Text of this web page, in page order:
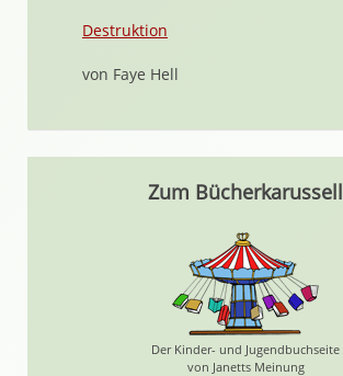
Destruktion
von Faye Hell
Zum Bücherkarussell
Der Kinder- und Jugendbuchseite
von Janetts Meinung